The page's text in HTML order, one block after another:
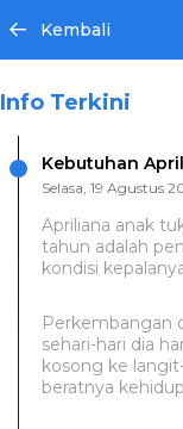
Kembali
Info Terkini
Kebutuhan
Selasa, 19 Agustus
Apriliana anak
tahun adalah
kondisi
Perkembangan
sehari-hari dia
kosong ke
beratnya